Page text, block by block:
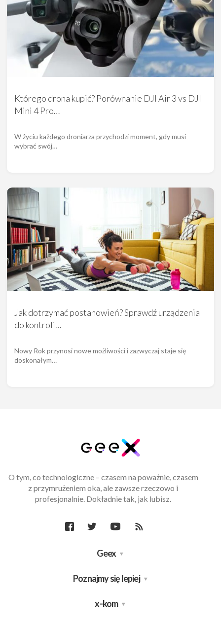
Którego drona kupić? Porównanie DJI Air 3 vs DJI
Mini 4 Pro…
W życiu każdego droniarza przychodzi moment, gdy musi
wybrać swój…
Jak dotrzymać postanowień? Sprawdź urządzenia
do kontroli…
Nowy Rok przynosi nowe możliwości i zazwyczaj staje się
doskonałym…
O tym, co technologiczne – czasem na poważnie, czasem
z przymrużeniem oka, ale zawsze rzeczowo i
profesjonalnie. Dokładnie tak, jak lubisz.
Geex
Poznajmy się lepiej
x-kom